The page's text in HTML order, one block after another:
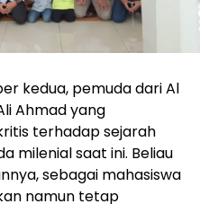
kedua, pemuda dari Al
Ahmad yang
terhadap sejarah
milenial saat ini. Beliau
sebagai mahasiswa
namun tetap